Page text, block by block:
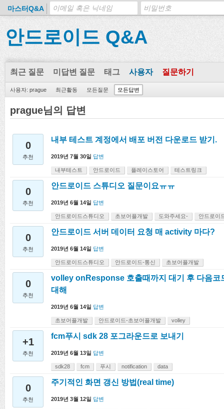
마스터Q&A
안드로이드 Q&A
최근 질문 미답변 질문 태그 사용자 질문하기
사용자: prague 최근활동 모든질문 모든답변
prague님의 답변
0
추천
내부 테스트 계정에서 배포 버전 다운로드 받기.
2019년 7월 30일 답변
내부테스트 안드로이드 플레이스토어 테스트링크
0
추천
안드로이드 스튜디오 질문이요ㅠㅠ
2019년 6월 14일 답변
안드로이드스튜디오 초보어플개발 도와주세요- 안드로이
0
추천
안드로이드 서버 데이터 요청 매 activity 마다?
2019년 6월 14일 답변
안드로이드스튜디오 안드로이드-통신 초보어플개발
0
추천
volley onResponse 호출때까지 대기 후 다음코
대해
2019년 6월 14일 답변
초보어플개발 안드로이드-초보어플개발 volley
+1
추천
fcm푸시 sdk 28 포그라운드로 보내기
2019년 6월 13일 답변
sdk28 fcm 푸시 notification data
0
추천
주기적인 화면 갱신 방법(real time)
2019년 3월 12일 답변